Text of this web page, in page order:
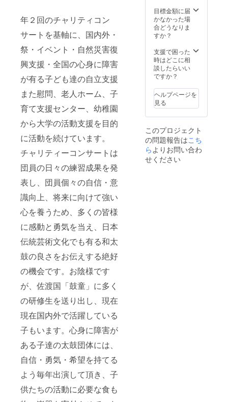
年２回のチャリティコン
サートを基軸に、国内外・
祭・イベント・自然災害復
興支援・全国の心身に障害
が有る子ども達の自立支援
また慰問、老人ホーム、子
育て支援センター、幼稚園
から大学の活動支援を目的
に活動を続けています。
チャリティーコンサートは
団員の日々の練習成果を発
表し、団員個々の自信・意
識向上、将来に向けて強い
心を養うため、多くの皆様
に感動と勇気を当え、日本
伝統芸術文化でも有る和太
鼓の良さをお伝えする絶好
の機会です。お陰様です
が、佐渡国「鼓童」に多く
の研修生を送り出し、現在
現在国内外で活躍している
子もいます。心身に障害が
ある子達の太鼓団体には、
自信・勇気・希望を持てる
よう毎年出演して頂き、子
供たちの活動に必要な食も
で販売
してい
る、 オ
リジナ
ツを1枚
ご提供
しま
す。 ※
を選ん
でくだ
さい。
・鼓遊
ナル
キーホ
ルダー
をご提
供（1
場合が
ありま
す。 ※
上記の
開催日
時など
詳細に
つきま
は、個
別でご
相談く
ださ
目標金額に届
かなかった場
合どうなりま
すか？
支援で困った
時はどこに相
談したらいい
ですか？
ヘルプページを
見る
このプロジェクト
の問題報告はこち
ら よりお問い合わ
せください